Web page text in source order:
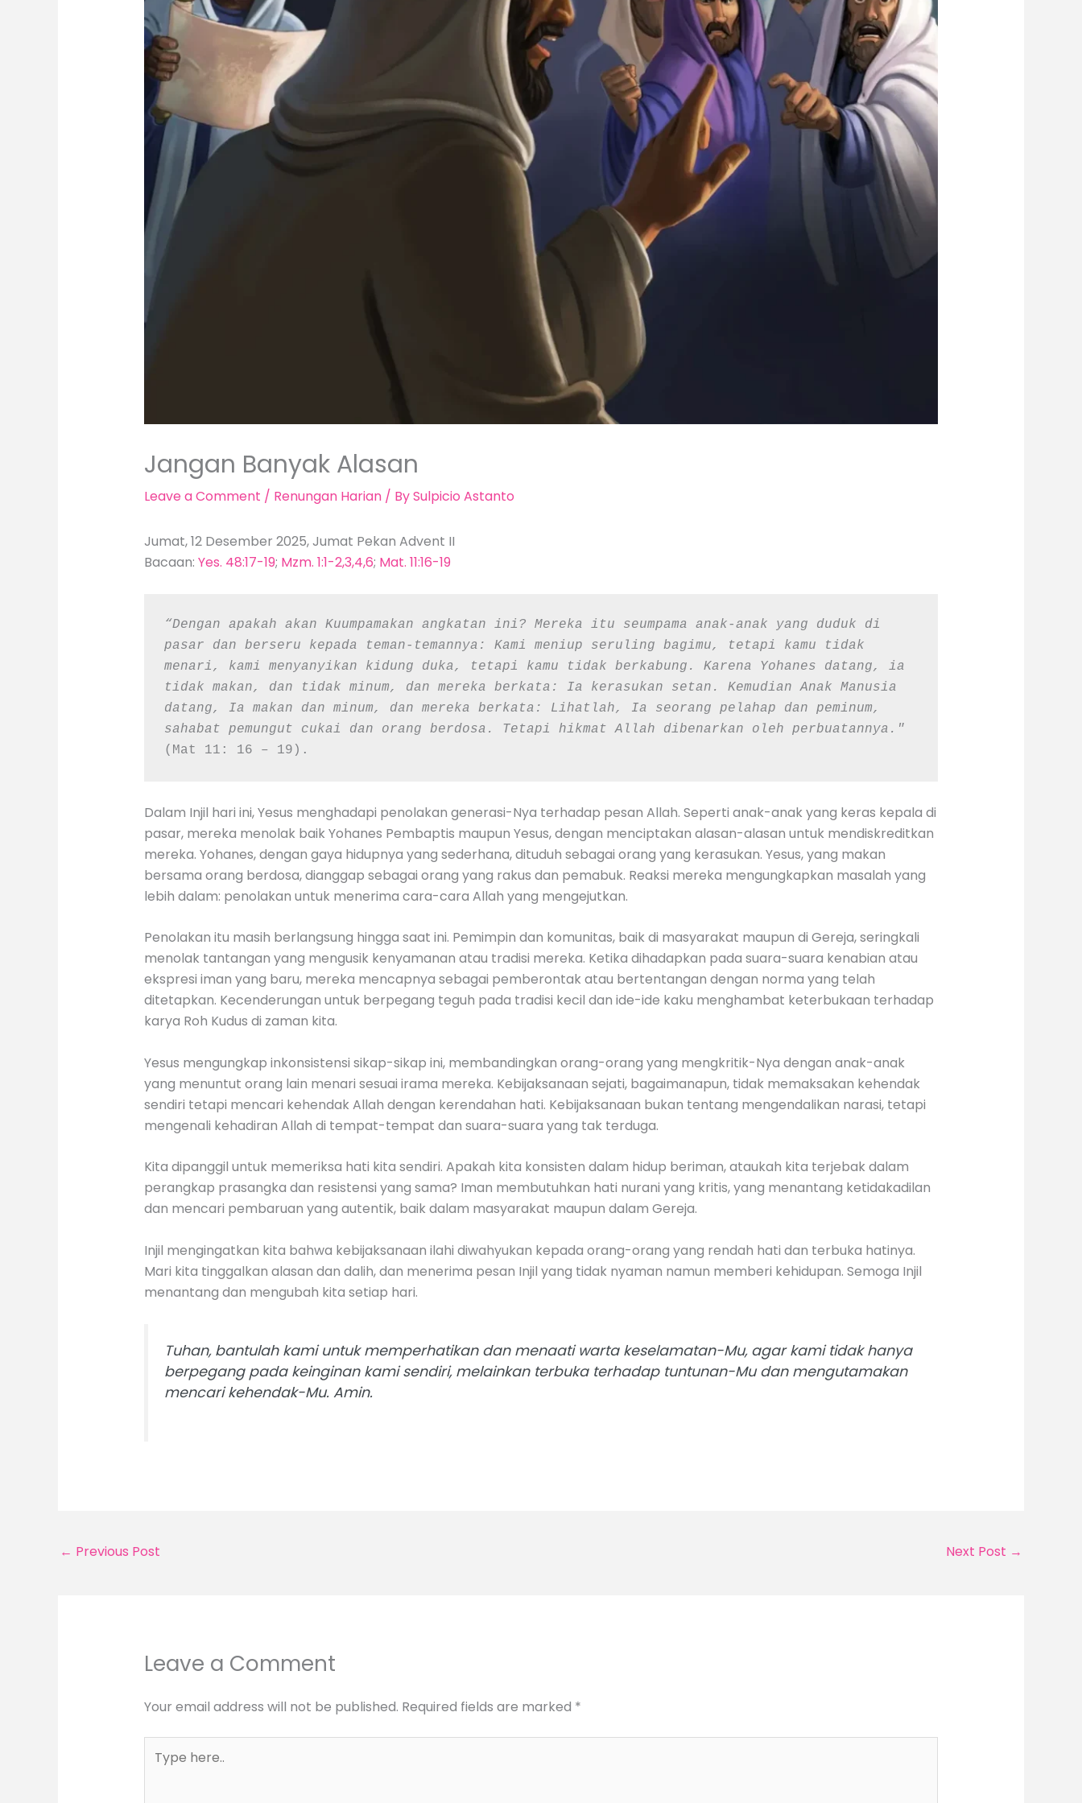
Jangan Banyak Alasan
Leave a Comment / Renungan Harian/ BySulpicio Astanto
Jumat, 12 Desember 2025, Jumat Pekan Advent II
Bacaan: Yes. 48:17-19; Mzm. 1:1-2,3,4,6; Mat. 11:16-19
“Dengan apakah akan Kuumpamakan angkatan ini? Mereka itu seumpama anak-anak yang duduk di
pasar dan berseru kepada teman-temannya: Kami meniup seruling bagimu, tetapi kamu tidak
menari, kami menyanyikan kidung duka, tetapi kamu tidak berkabung. Karena Yohanes datang, ia
tidak makan, dan tidak minum, dan mereka berkata: Ia kerasukan setan. Kemudian Anak Manusia
datang, Ia makan dan minum, dan mereka berkata: Lihatlah, Ia seorang pelahap dan peminum,
(Mat 11: 16 – 19).
Dalam Injil hari ini, Yesus menghadapi penolakan generasi-Nya terhadap pesan Allah. Seperti anak-anak yang keras kepala di
pasar, mereka menolak baik Yohanes Pembaptis maupun Yesus, dengan menciptakan alasan-alasan untuk mendiskreditkan
mereka. Yohanes, dengan gaya hidupnya yang sederhana, dituduh sebagai orang yang kerasukan. Yesus, yang makan
bersama orang berdosa, dianggap sebagai orang yang rakus dan pemabuk. Reaksi mereka mengungkapkan masalah yang
lebih dalam: penolakan untuk menerima cara-cara Allah yang mengejutkan.
Penolakan itu masih berlangsung hingga saat ini. Pemimpin dan komunitas, baik di masyarakat maupun di Gereja, seringkali
menolak tantangan yang mengusik kenyamanan atau tradisi mereka. Ketika dihadapkan pada suara-suara kenabian atau
ekspresi iman yang baru, mereka mencapnya sebagai pemberontak atau bertentangan dengan norma yang telah
ditetapkan. Kecenderungan untuk berpegang teguh pada tradisi kecil dan ide-ide kaku menghambat keterbukaan terhadap
karya Roh Kudus di zaman kita.
Yesus mengungkap inkonsistensi sikap-sikap ini, membandingkan orang-orang yang mengkritik-Nya dengan anak-anak
yang menuntut orang lain menari sesuai irama mereka. Kebijaksanaan sejati, bagaimanapun, tidak memaksakan kehendak
sendiri tetapi mencari kehendak Allah dengan kerendahan hati. Kebijaksanaan bukan tentang mengendalikan narasi, tetapi
mengenali kehadiran Allah di tempat-tempat dan suara-suara yang tak terduga.
Kita dipanggil untuk memeriksa hati kita sendiri. Apakah kita konsisten dalam hidup beriman, ataukah kita terjebak dalam
perangkap prasangka dan resistensi yang sama? Iman membutuhkan hati nurani yang kritis, yang menantang ketidakadilan
dan mencari pembaruan yang autentik, baik dalam masyarakat maupun dalam Gereja.
Injil mengingatkan kita bahwa kebijaksanaan ilahi diwahyukan kepada orang-orang yang rendah hati dan terbuka hatinya.
Mari kita tinggalkan alasan dan dalih, dan menerima pesan Injil yang tidak nyaman namun memberi kehidupan. Semoga Injil
menantang dan mengubah kita setiap hari.
Tuhan, bantulah kami untuk memperhatikan dan menaati warta keselamatan-Mu, agar kami tidak hanya
berpegang pada keinginan kami sendiri, melainkan terbuka terhadap tuntunan-Mu dan mengutamakan
mencari kehendak-Mu. Amin.
← Previous Post Next Post →
Leave a Comment
Your email address will not be published. Required fields are marked *
here..